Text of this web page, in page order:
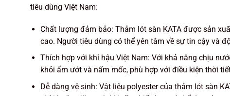
tiêu dùng Việt Nam:
Chất lượng đảm bảo: Thảm lót sàn KATA được sản
cao. Người tiêu dùng có thể yên tâm về sự tin cậy và
Thích hợp với khí hậu Việt Nam: Với khả năng chịu
khỏi ẩm ướt và nấm mốc, phù hợp với điều kiện thời
Dễ dàng vệ sinh: Vật liệu polyester của thảm lót sàn